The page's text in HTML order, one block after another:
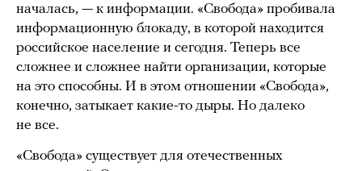
началась, — к информации. «Свобода» пробивала
информационную блокаду, в которой находится
российское население и сегодня. Теперь все
сложнее и сложнее найти организации, которые
на это способны. И в этом отношении «Свобода»,
конечно, затыкает какие-то дыры. Но далеко
не все.
«Свобода» существует для отечественных